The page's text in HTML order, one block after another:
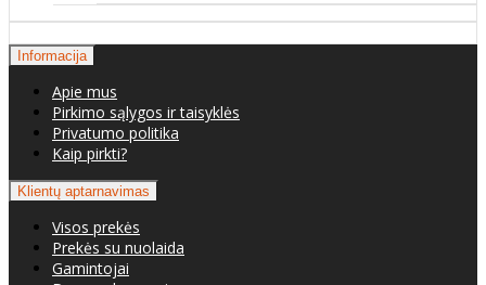
Informacija
Apie mus
Pirkimo sąlygos ir taisyklės
Privatumo politika
Kaip pirkti?
Klientų aptarnavimas
Visos prekės
Prekės su nuolaida
Gamintojai